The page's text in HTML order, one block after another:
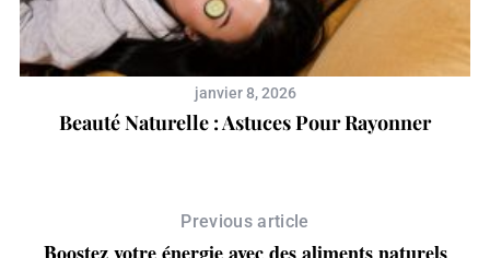
janvier 8, 2026
Beauté Naturelle : Astuces Pour Rayonner
Previous article
Boostez votre énergie avec des aliments naturels